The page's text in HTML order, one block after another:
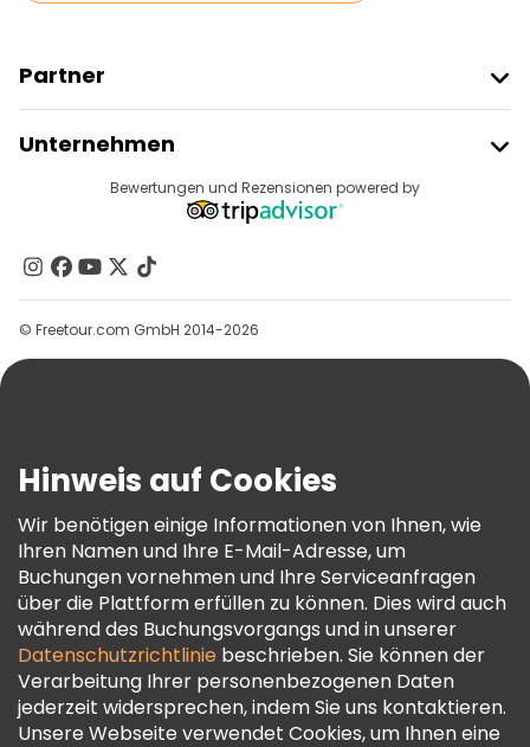
Partner
Anbieter-Anmeldung
Affiliate-Programm
Unternehmen
Reiseziele
Kontakt
Gruppen
Hilfe
AGB Und Rechtliches
Cookie-Richtlinie
Freetour Auszeichnungen
Treueprogramm
Bewertungen und Rezensionen powered by
© Freetour.com GmbH 2014-2026
Hinweis auf Cookies
Wir benötigen einige Informationen von Ihnen, wie
Ihren Namen und Ihre E-Mail-Adresse, um
Buchungen vornehmen und Ihre Serviceanfragen
über die Plattform erfüllen zu können. Dies wird auch
während des Buchungsvorgangs und in unserer
Datenschutzrichtlinie beschrieben. Sie können der
Verarbeitung Ihrer personenbezogenen Daten
jederzeit widersprechen, indem Sie uns kontaktieren.
Unsere Webseite verwendet Cookies, um Ihnen eine